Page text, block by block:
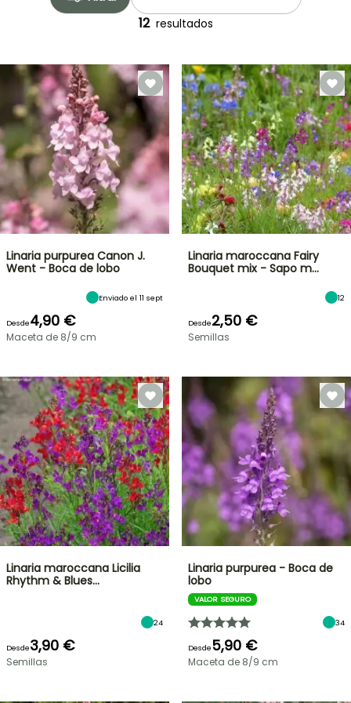
12 resultados
Linaria purpurea Canon J.
Went - Boca de lobo
Enviado el 11 sept
Desde4,90 €
Maceta de 8/9 cm
Linaria maroccana Fairy
Bouquet mix - Sapo m…
12
Desde2,50 €
Semillas
Linaria maroccana Licilia
Rhythm & Blues…
24
Desde3,90 €
Semillas
Linaria purpurea - Boca de
lobo
VALOR SEGURO
34
Desde5,90 €
Maceta de 8/9 cm